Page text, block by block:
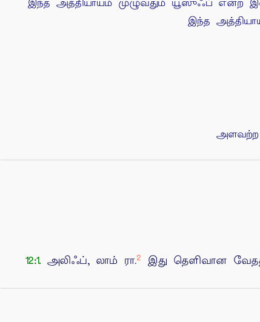
இந்த அத்தியாயம் முழுவதும் யூஸுஃப் என்ற
இந்த
அளவற்ற
12:1. அலிஃப், லாம் ரா.2 இது தெளிவான